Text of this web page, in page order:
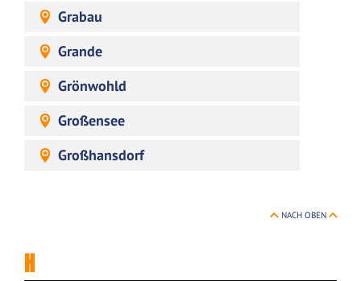
Grabau
Grande
Grönwohld
Großensee
Großhansdorf
NACH OBEN
H